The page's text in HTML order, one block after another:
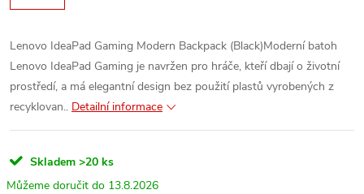
Lenovo IdeaPad Gaming Modern Backpack (Black)Moderní batoh
Lenovo IdeaPad Gaming je navržen pro hráče, kteří dbají o životní
prostředí, a má elegantní design bez použití plastů vyrobených z
recyklovan.. Detailní informace
Skladem >20 ks
13.8.2026